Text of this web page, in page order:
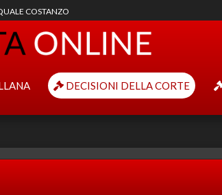
COSTANZO
DECISIONI DELLA CORTE